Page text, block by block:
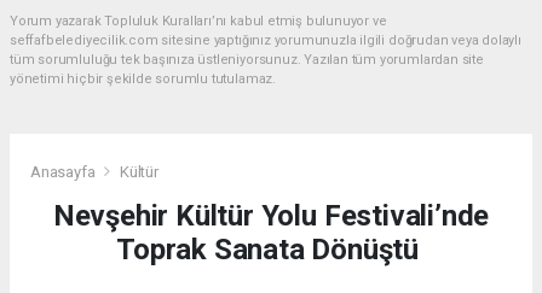
Yorum yazarak Topluluk Kuralları’nı kabul etmiş bulunuyor ve
seffafbelediyecilik.com sitesine yaptığınız yorumunuzla ilgili doğrudan veya dolaylı
tüm sorumluluğu tek başınıza üstleniyorsunuz. Yazılan tüm yorumlardan site
yönetimi hiçbir şekilde sorumlu tutulamaz.
Anasayfa Kültür
Nevşehir Kültür Yolu Festivali’nde
Toprak Sanata Dönüştü